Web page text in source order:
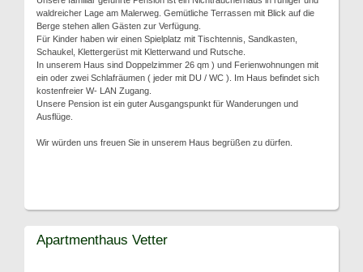
waldreicher Lage am Malerweg. Gemütliche Terrassen mit Blick auf die
Berge stehen allen Gästen zur Verfügung.
Für Kinder haben wir einen Spielplatz mit Tischtennis, Sandkasten,
Schaukel, Klettergerüst mit Kletterwand und Rutsche.
In unserem Haus sind Doppelzimmer 26 qm ) und Ferienwohnungen mit
ein oder zwei Schlafräumen ( jeder mit DU / WC ). Im Haus befindet sich
kostenfreier W- LAN Zugang.
Unsere Pension ist ein guter Ausgangspunkt für Wanderungen und
Ausflüge.
Wir würden uns freuen Sie in unserem Haus begrüßen zu dürfen.
Apartmenthaus Vetter